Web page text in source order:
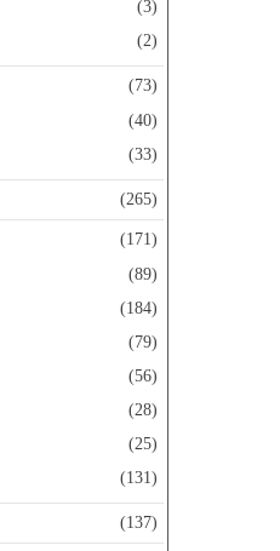
(3)
(2)
(73)
(40)
(33)
(265)
(171)
(89)
(184)
(79)
(56)
(28)
(25)
(131)
(137)